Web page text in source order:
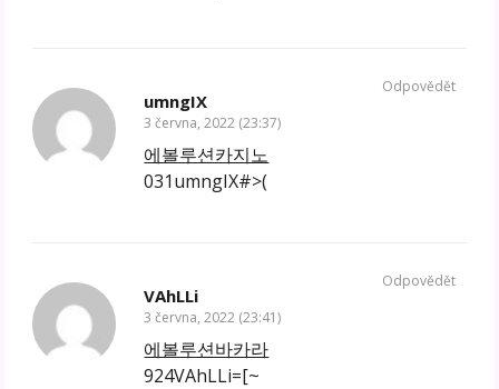
umngIX
3 června, 2022 (23:37)
에볼루션카지노
031umngIX#>(
Odpovědět
VAhLLi
3 června, 2022 (23:41)
에볼루션바카라
924VAhLLi=[~
Odpovědět